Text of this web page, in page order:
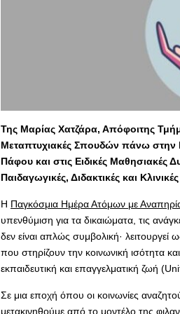
Της Μαρίας Χατζάρα, Απόφοιτης
Μεταπτυχιακές Σπουδών πάνω στην
Πάφου και στις Ειδικές Μαθησιακές
Παιδαγωγικές, Διδακτικές και
Η Παγκόσμια Ημέρα Ατόμων με
υπενθύμιση για τα δικαιώματα, τις
δεν είναι απλώς συμβολική·
που στηρίζουν την κοινωνική ισότητα
εκπαιδευτική και επαγγελματική ζωή
Σε μια εποχή όπου οι κοινωνίες
μετακινηθούμε από το μοντέλο της